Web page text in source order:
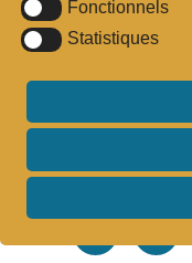
Fonctionnels
Statistiques
Domaine